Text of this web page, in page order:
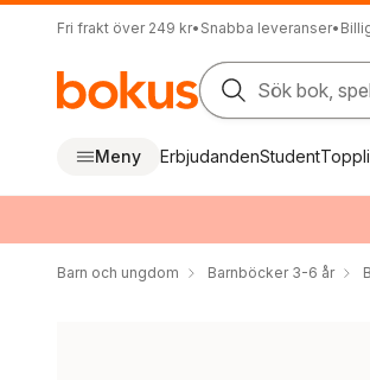
Fri frakt över 249 kr• Snabba leveranser•
Sök bok,
Meny ErbjudandenStudent
Barn och ungdom Barnböcker 3-6 år